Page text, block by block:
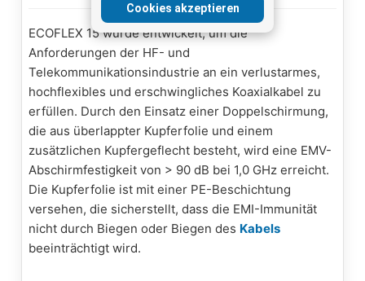
Cookies akzeptieren
ECOFLEX 15 wurde entwickelt, um die
Anforderungen der HF- und
Telekommunikationsindustrie an ein verlustarmes,
hochflexibles und erschwingliches Koaxialkabel zu
erfüllen. Durch den Einsatz einer Doppelschirmung,
die aus überlappter Kupferfolie und einem
zusätzlichen Kupfergeflecht besteht, wird eine EMV-
Abschirmfestigkeit von > 90 dB bei 1,0 GHz erreicht.
Die Kupferfolie ist mit einer PE-Beschichtung
versehen, die sicherstellt, dass die EMI-Immunität
nicht durch Biegen oder Biegen des Kabels
beeinträchtigt wird.